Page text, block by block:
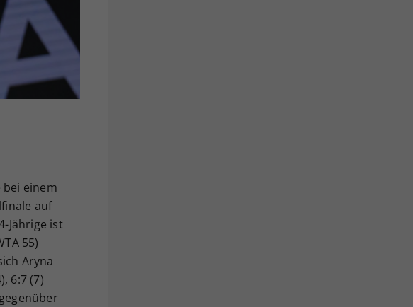
einem
auf
Jährige ist
55)
Aryna
6:7 (7)
falls der
hat.